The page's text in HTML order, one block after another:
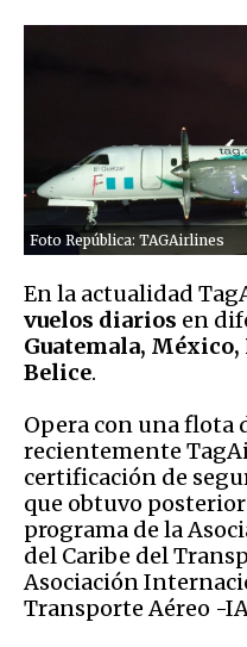
Foto República: TAGAirlines
En la actualidad
vuelos diarios en
Guatemala,
Belice.
Opera con una flota
recientemente
certificación de
que obtuvo
programa de la
del Caribe del
Asociación
Transporte Aéreo -